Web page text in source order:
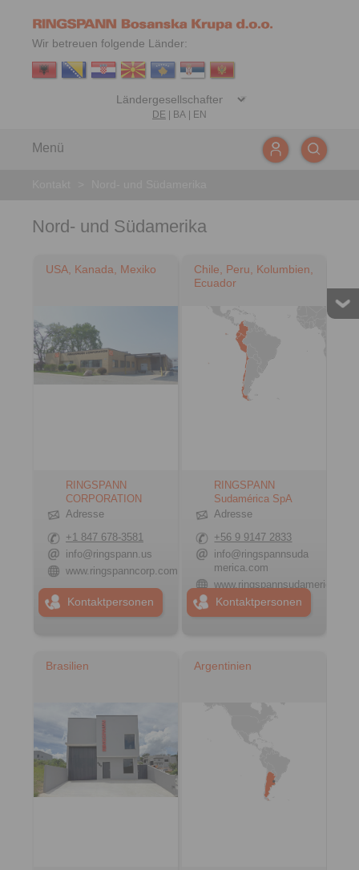
Wir betreuen folgende Länder:
DE| BA| EN
Menü
Nord- und Südamerika
USA, Kanada, Mexiko
RINGSPANN
CORPORATION
Adresse
+1 847 678-3581
info@ringspann.us
www.ringspanncorp.com
Kontaktpersonen
Chile, Peru, Kolumbien,
Ecuador
RINGSPANN
Sudamérica SpA
Adresse
+56 9 9147 2833
info@ringspannsuda
merica.com
Kontaktpersonen
Brasilien Argentinien